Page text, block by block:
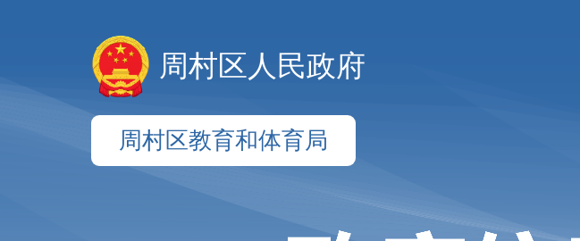
周村区人民政府
周村区教育和体育局